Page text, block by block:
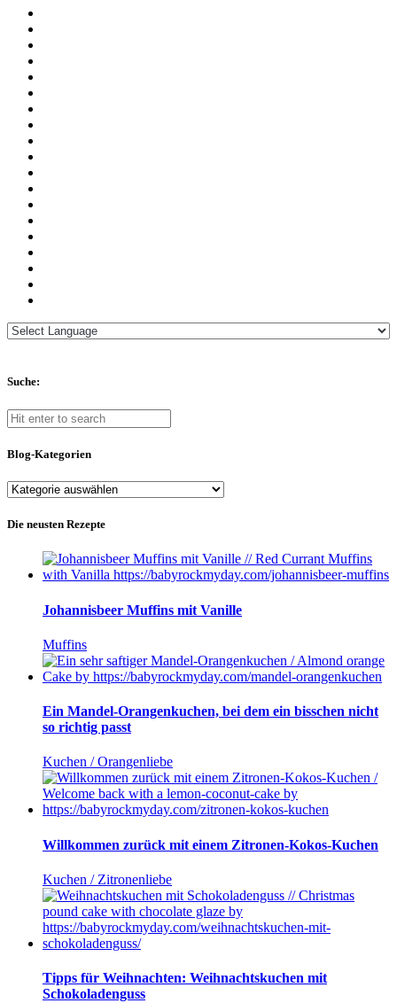
Suche:
Blog-Kategorien
Blog-
Die neusten Rezepte
Johannisbeer Muffins mit Vanille
Muffins
Ein Mandel-Orangenkuchen, bei dem ein bisschen nicht
so richtig passt
Kuchen / Orangenliebe
Willkommen zurück mit einem Zitronen-Kokos-Kuchen
Kuchen / Zitronenliebe
Tipps für Weihnachten: Weihnachtskuchen mit
Schokoladenguss